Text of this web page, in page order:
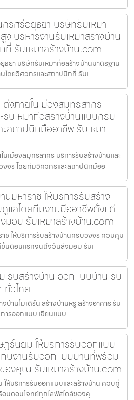
รศรีอยุธยา บริษัทรับเหมา
บริหารงานรับเหมาสร้างบ้าน
ที่ รับเหมาสร้างบ้าน.com
ธยา บริษัทรับเหมาก่อสร้างบ้านมาตรฐาน
โดยวิศวกรและสถาปนิกที่ รับเ
งภายในเมืองสมุทรสาคร
บเหมาก่อสร้างบ้านแบบครบ
สถาปนิกมืออาชีพ รับเหมา
เมืองสมุทรสาคร บริการรับสร้างบ้านและ
งจร โดยทีมวิศวกรและสถาปนิกมืออ
มหาราช ให้บริการรับสร้าง
แลโดยทีมงานมืออาชีพตั้งแต่
อบ รับเหมาสร้างบ้าน.com
ช ให้บริการรับสร้างบ้านครบวงจร ควบคุม
นตอนแรกจนถึงวันส่งมอบ รับเ
รับสร้างบ้าน ออกแบบบ้าน รับ
ทั่วไทย
บ้านโมเดิร์น สร้างบ้านหรู สร้างอาคาร รับ
ารออกแบบ เขียนแบบ
ฎร์นิยม ให้บริการรับออกแบบ
กับงานรับออกแบบบ้านที่พร้อม
องคุณ รับเหมาสร้างบ้าน.com
ให้บริการรับออกแบบและสร้างบ้าน ควบคู่
มตอบโจทย์ทุกไลฟ์สไตล์ของคุ